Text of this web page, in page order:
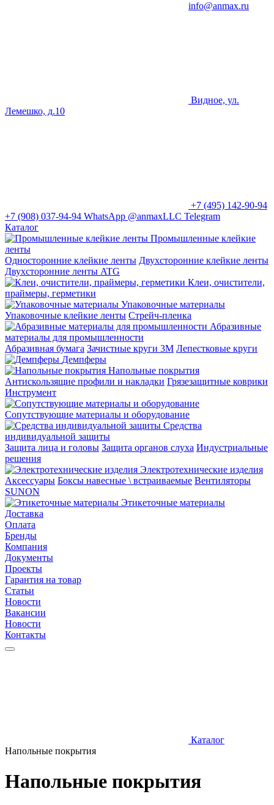
info@anmax.ru
Видное, ул.
Лемешко, д.10
+7 (495) 142-90-94
+7 (908) 037-94-94 WhatsApp @anmaxLLC Telegram
Каталог
Промышленные клейкие
ленты
Односторонние клейкие ленты Двухсторонние клейкие ленты
Двухсторонние ленты ATG
Клеи, очистители,
праймеры, герметики
Упаковочные материалы
Упаковочные клейкие ленты Стрейч-пленка
Абразивные
материалы для промышленности
Абразивная бумага Зачистные круги 3М Лепестковые круги
Демпферы
Напольные покрытия
Aнтискользящие профили и накладки Грязезащитные коврики
Инструмент
Сопутствующие материалы и оборудование
Средства
индивидуальной защиты
Защита лица и головы Защита органов слуха Индустриальные
решения
Электротехнические изделия
Аксессуары Боксы навесные \ встраиваемые Вентиляторы
SUNON
Этикеточные материалы
Доставка
Оплата
Бренды
Компания
Документы
Проекты
Гарантия на товар
Статьи
Новости
Вакансии
Новости
Контакты
Каталог
Напольные покрытия
Напольные покрытия